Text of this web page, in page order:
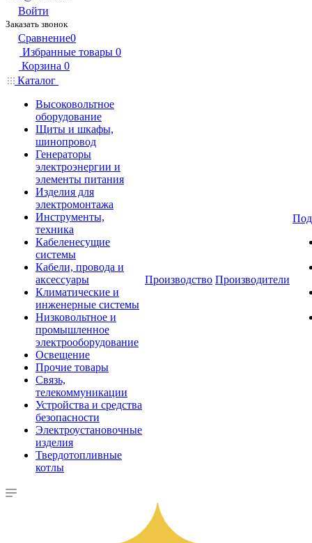
Войти
Заказать звонок
Сравнение0
Избранные товары 0
Корзина 0
Каталог
Высоковольтное
оборудование
Щиты и шкафы,
шинопровод
Генераторы
электроэнергии и
элементы питания
Изделия для
электромонтажа
Инструменты,
техника
Кабеленесущие
системы
Кабели, провода и
аксессуары
Климатические и
инженерные системы
Низковольтное и
промышленное
электрооборудование
Освещение
Прочие товары
Связь,
телекоммуникации
Устройства и средства
безопасности
Электроустановочные
изделия
Твердотопливные
котлы
Производство Производители